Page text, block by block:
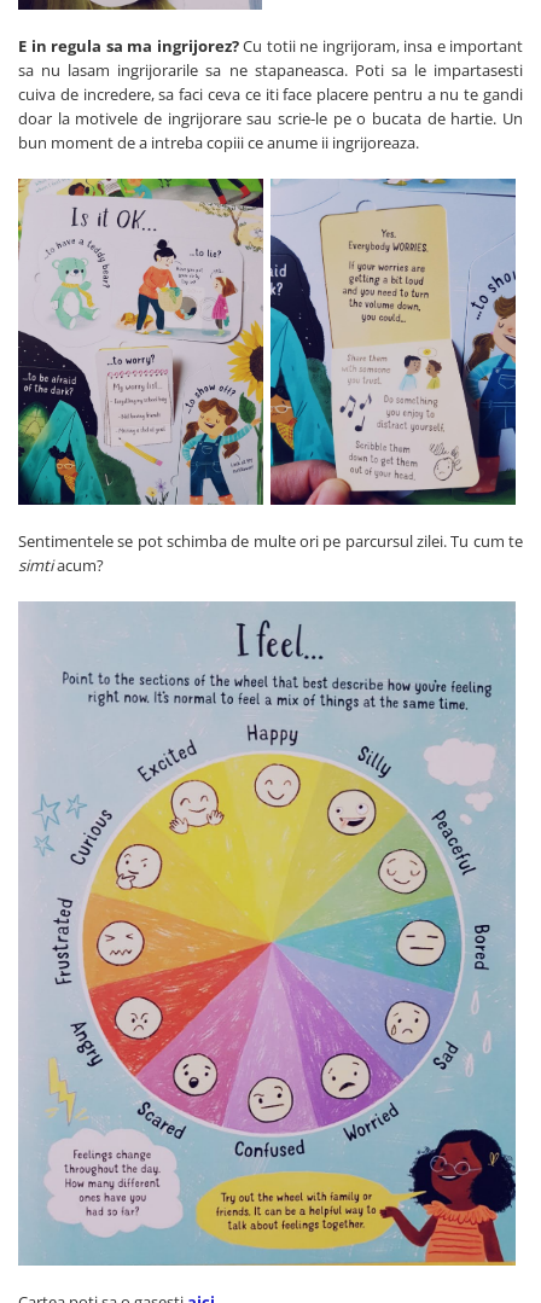
E in regula sa ma ingrijorez?Cu totii ne ingrijoram, insa e important
sa nu lasam ingrijorarile sa ne stapaneasca. Poti sa le impartasesti
cuiva de incredere, sa faci ceva ce iti face placere pentru a nu te gandi
doar la motivele de ingrijorare sau scrie-le pe o bucata de hartie. Un
bun moment de a intreba copiii ce anume ii ingrijoreaza.
Sentimentele se pot schimba de multe ori pe parcursul zilei. Tu cum te
simtiacum?